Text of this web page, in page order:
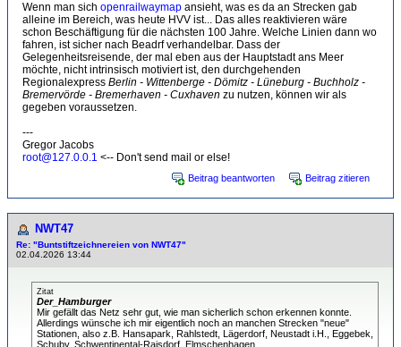
Wenn man sich openrailwaymap ansieht, was es da an Strecken gab
alleine im Bereich, was heute HVV ist... Das alles reaktivieren wäre
schon Beschäftigung für die nächsten 100 Jahre. Welche Linien dann wo
fahren, ist sicher nach Beadrf verhandelbar. Dass der
Gelegenheitsreisende, der mal eben aus der Hauptstadt ans Meer
möchte, nicht intrinsisch motiviert ist, den durchgehenden
Regionalexpress Berlin - Wittenberge - Dömitz - Lüneburg - Buchholz -
Bremervörde - Bremerhaven - Cuxhaven zu nutzen, können wir als
gegeben voraussetzen.
---
Gregor Jacobs
root@127.0.0.1 <-- Don't send mail or else!
Beitrag beantworten Beitrag zitieren
NWT47
Re: "Buntstiftzeichnereien von NWT47"
02.04.2026 13:44
Zitat
Der_Hamburger
Mir gefällt das Netz sehr gut, wie man sicherlich schon erkennen konnte.
Allerdings wünsche ich mir eigentlich noch an manchen Strecken "neue"
Stationen, also z.B. Hansapark, Rahlstedt, Lägerdorf, Neustadt i.H., Eggebek,
Schuby, Schwentinental-Raisdorf, Elmschenhagen,...